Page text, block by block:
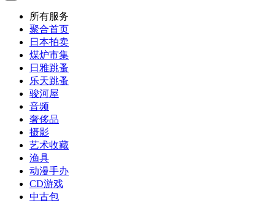
所有服务
聚合首页
日本拍卖
煤炉市集
日雅跳蚤
乐天跳蚤
骏河屋
音频
奢侈品
摄影
艺术收藏
渔具
动漫手办
CD游戏
中古包